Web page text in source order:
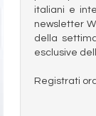
italiani e
newsletter
della
esclusive
Registrati